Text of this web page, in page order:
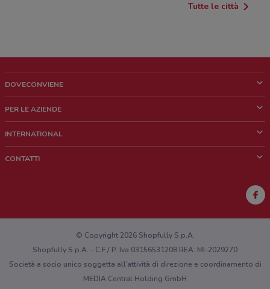
Tutte le città
DOVECONVIENE
Chi siamo
Lavora con noi
PER LE AZIENDE
Richieste commerciali e marketing
INTERNATIONAL
CONTATTI
Hai un malfunzionamento sul web o sull'app?
© Copyright 2026 Shopfully S.p.A.
Shopfully S.p.A. - C.F / P. Iva 03156531208 REA: MI-2029270
Società a socio unico soggetta all’attività di direzione e coordinamento di
MEDIA Central Holding GmbH